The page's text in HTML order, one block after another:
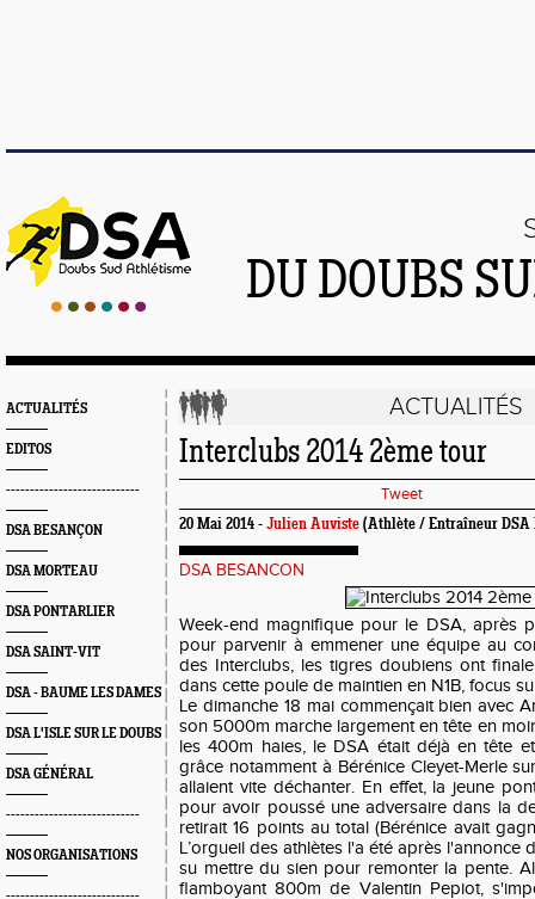
DU DOUBS
ACTUALITÉS
EDITOS
----------------------------
DSA BESANÇON
DSA MORTEAU
DSA PONTARLIER
DSA SAINT-VIT
DSA - BAUME LES DAMES
DSA L'ISLE SUR LE DOUBS
DSA GÉNÉRAL
----------------------------
NOS ORGANISATIONS
ACTUALITÉS
Interclubs 2014 2ème tour
Tweet
20 Mai 2014 - Julien Auviste (Athlète / Entraîneur DSA
DSA BESANCON
Week-end magnifique pour le DSA, après
pour parvenir à emmener une équipe au
des Interclubs, les tigres doubiens ont
dans cette poule de maintien en N1B, focus
Le dimanche 18 mai commençait bien avec
son 5000m marche largement en tête en
les 400m haies, le DSA était déjà en tête
grâce notamment à Bérénice Cleyet-Merle
allaient vite déchanter. En effet, la jeune
pour avoir poussé une adversaire dans la
retirait 16 points au total (Bérénice avait
L’orgueil des athlètes l'a été après l'annonce
su mettre du sien pour remonter la pente.
flamboyant 800m de Valentin Pepiot,